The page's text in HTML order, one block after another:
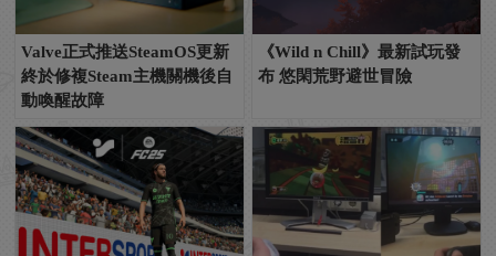
Valve正式推送SteamOS更新
終於修複Steam主機關機後自
動喚醒故障
《Wild n Chill》最新試玩發
布 悠閑荒野避世冒險